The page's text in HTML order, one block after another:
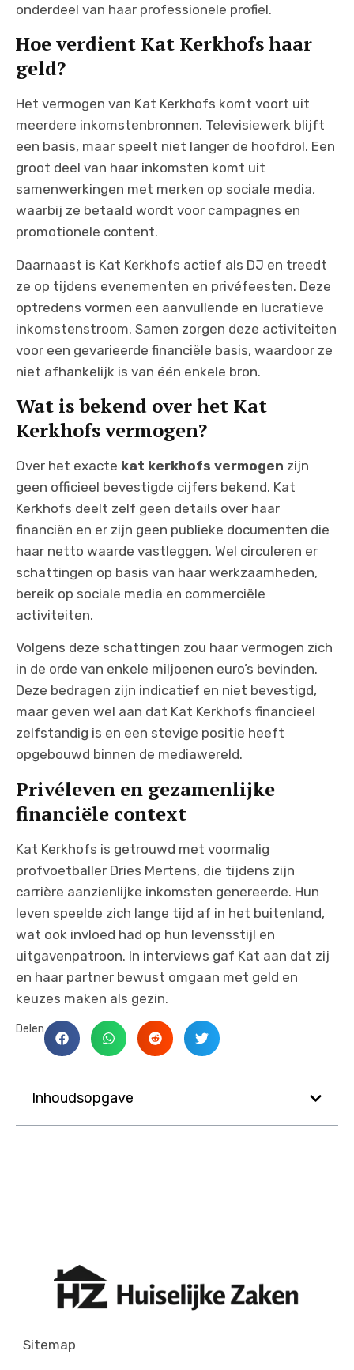
onderdeel van haar professionele profiel.
Hoe verdient Kat Kerkhofs haar
geld?
Het vermogen van Kat Kerkhofs komt voort uit
meerdere inkomstenbronnen. Televisiewerk blijft
een basis, maar speelt niet langer de hoofdrol. Een
groot deel van haar inkomsten komt uit
samenwerkingen met merken op sociale media,
waarbij ze betaald wordt voor campagnes en
promotionele content.
Daarnaast is Kat Kerkhofs actief als DJ en treedt
ze op tijdens evenementen en privéfeesten. Deze
optredens vormen een aanvullende en lucratieve
inkomstenstroom. Samen zorgen deze activiteiten
voor een gevarieerde financiële basis, waardoor ze
niet afhankelijk is van één enkele bron.
Wat is bekend over het Kat
Kerkhofs vermogen?
Over het exacte kat kerkhofs vermogen zijn
geen officieel bevestigde cijfers bekend. Kat
Kerkhofs deelt zelf geen details over haar
financiën en er zijn geen publieke documenten die
haar netto waarde vastleggen. Wel circuleren er
schattingen op basis van haar werkzaamheden,
bereik op sociale media en commerciële
activiteiten.
Volgens deze schattingen zou haar vermogen zich
in de orde van enkele miljoenen euro’s bevinden.
Deze bedragen zijn indicatief en niet bevestigd,
maar geven wel aan dat Kat Kerkhofs financieel
zelfstandig is en een stevige positie heeft
opgebouwd binnen de mediawereld.
Privéleven en gezamenlijke
financiële context
Kat Kerkhofs is getrouwd met voormalig
profvoetballer Dries Mertens, die tijdens zijn
carrière aanzienlijke inkomsten genereerde. Hun
leven speelde zich lange tijd af in het buitenland,
wat ook invloed had op hun levensstijl en
uitgavenpatroon. In interviews gaf Kat aan dat zij
en haar partner bewust omgaan met geld en
keuzes maken als gezin.
Delen
Inhoudsopgave
Sitemap